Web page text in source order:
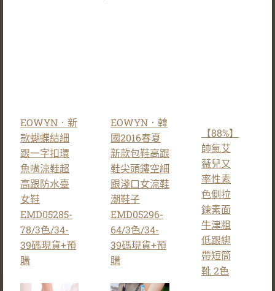
EOWYN．新
款蝴蝶結細
跟一字扣環
魚嘴涼鞋超
高跟防水臺
女鞋
EMD05285-
78/3色/34-
39碼現貨+預
購
EOWYN．韓
國2016春夏
新款包鞋高跟
鞋尖頭鏤空細
跟淺口女涼鞋
潮鞋子
EMD05296-
64/3色/34-
39碼現貨+預
購
【88%】
帥氣艾
薇兒又
率性素
色側拉
鍊素面
牛津粗
低跟綁
帶短筒
靴 2色